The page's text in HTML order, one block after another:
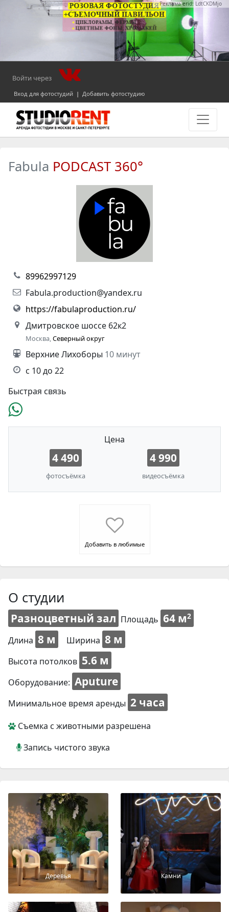
Реклама erid: LdtCKDMjo
Войти через
Вход для фотостудий | Добавить фотостудию
Fabula PODCAST 360°
89962997129
Fabula.production@yandex.ru
https://fabulaproduction.ru/
Дмитровское шоссе 62к2
Москва,Северный округ
Верхние Лихоборы 10 минут
с 10 до 22
Быстрая связь
Цена
4 490
фотосъёмка
4 990
видеосъёмка
Добавить в любимые
О студии
Разноцветный зал Площадь 64 м2
Длина 8 м Ширина 8 м
Высота потолков 5.6 м
Оборудование: Aputure
Минимальное время аренды 2 часа
Съемка с животными разрешена
Запись чистого звука
Деревья Камни